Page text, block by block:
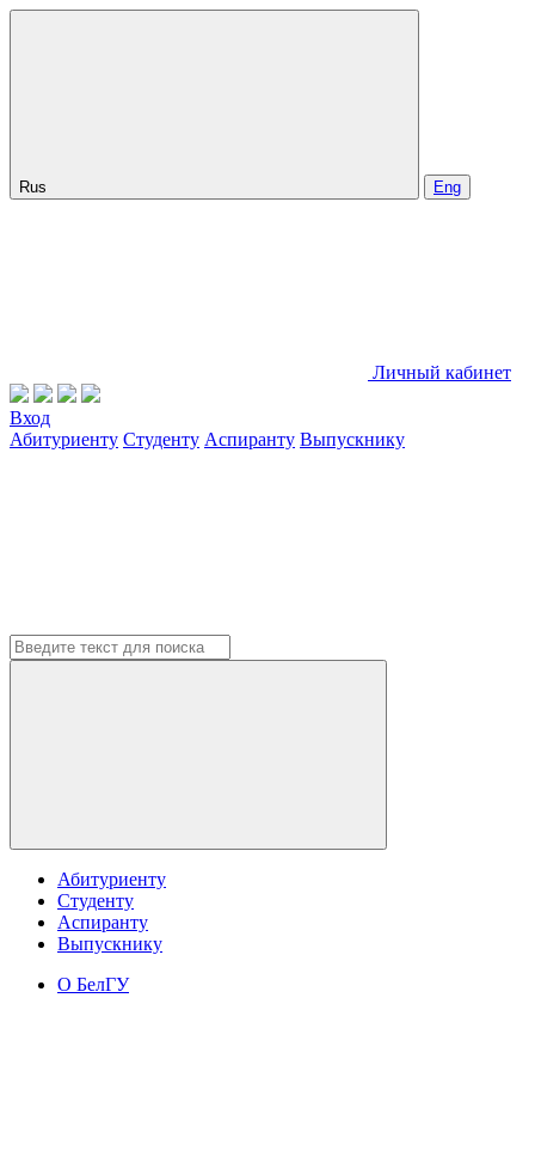
Rus Eng
Личный кабинет
Вход
Абитуриенту Студенту Аспиранту Выпускнику
Абитуриенту
Студенту
Аспиранту
Выпускнику
О БелГУ